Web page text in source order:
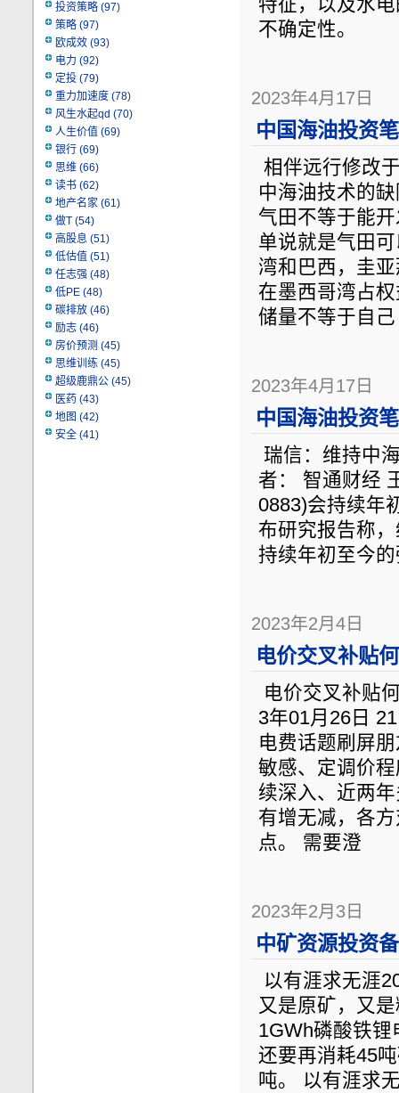
投资策略 (97)
策略 (97)
欧成效 (93)
电力 (92)
定投 (79)
重力加速度 (78)
风生水起qd (70)
人生价值 (69)
银行 (69)
思维 (66)
读书 (62)
地产名家 (61)
做T (54)
高股息 (51)
低估值 (51)
任志强 (48)
低PE (48)
碳排放 (46)
励志 (46)
房价预测 (45)
思维训练 (45)
超级鹿鼎公 (45)
医药 (43)
地图 (42)
安全 (41)
特征，以及水
不确定性。
2023年4月17日
中国海油投资
相伴远行修改
中海油技术的
气田不等于能
单说就是气田
湾和巴西，圭
在墨西哥湾占
储量不等于自己
2023年4月17日
中国海油投资
瑞信：维持中
者： 智通财经
0883)会持续年
布研究报告称
持续年初至今
2023年2月4日
电价交叉补贴
电价交叉补贴
3年01月26日
电费话题刷屏
敏感、定调价
续深入、近两
有增无减，各
点。 需要澄
2023年2月3日
中矿资源投资
以有涯求无涯
又是原矿，又
1GWh磷酸铁
还要再消耗45
吨。 以有涯求